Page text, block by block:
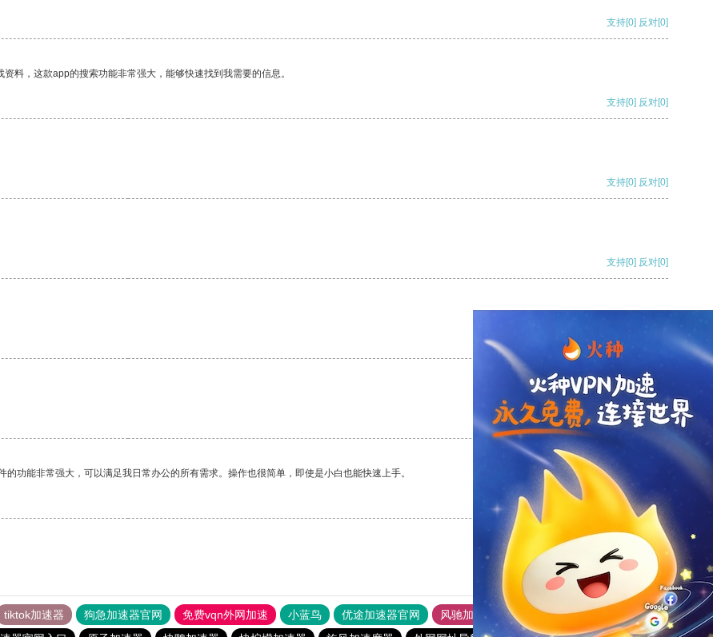
支持[0] 反对[0]
料，这款app的搜索功能非常强大，能够快速找到我需要的信息。
支持[0] 反对[0]
支持[0] 反对[0]
支持[0] 反对[0]
支持
支持[0] 反对[0]
功能非常强大，可以满足我日常办公的所有需求。操作也很简单，即使是小白也能快速上手。
支持[0] 反对[0]
tiktok加速器 狗急加速器官网 免费vqn外网加速 小蓝鸟 优途加速器官网 风驰加速器
旋风加速器